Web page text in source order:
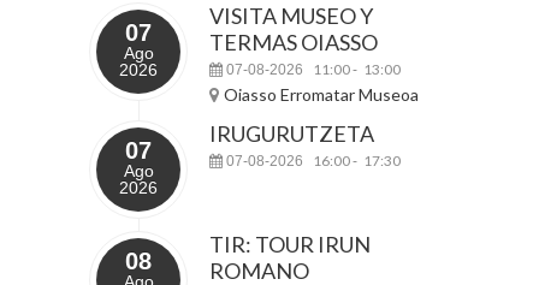
07
Ago
2026
VISITA MUSEO Y
TERMAS OIASSO
07-08-2026 11:00- 13:00
Oiasso Erromatar Museoa
07
Ago
2026
IRUGURUTZETA
07-08-2026 16:00- 17:30
08
TIR: TOUR IRUN
ROMANO